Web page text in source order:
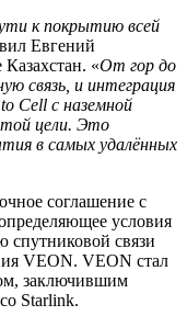
к покрытию всей
Евгений
«От гор до
связь, и интеграция
Cell с наземной
цели. Это
в самых удалённых
соглашение с
условия
спутниковой связи
VEON. VEON стал
заключившим
Starlink.